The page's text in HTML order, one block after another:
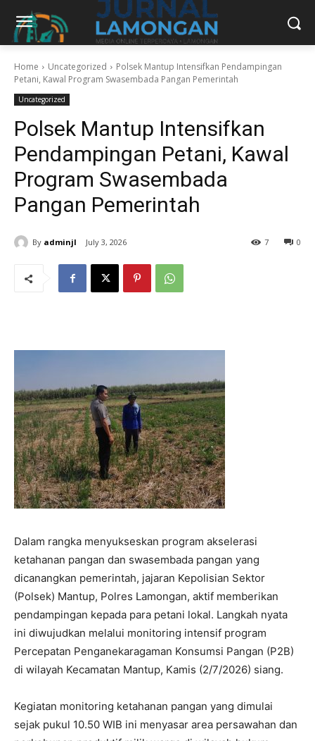
Home Uncategorized
Polsek Mantup Intensifkan Pendampingan
Petani, Kawal Program Swasembada Pangan Pemerintah
Uncategorized
Polsek Mantup Intensifkan
Pendampingan Petani, Kawal
Program Swasembada
Pangan Pemerintah
By adminjl July 3, 2026 0
7
Dalam rangka menyukseskan program akselerasi
ketahanan pangan dan swasembada pangan yang
dicanangkan pemerintah, jajaran Kepolisian Sektor
(Polsek) Mantup, Polres Lamongan, aktif memberikan
pendampingan kepada para petani lokal. Langkah nyata
ini diwujudkan melalui monitoring intensif program
Percepatan Penganekaragaman Konsumsi Pangan (P2B)
di wilayah Kecamatan Mantup, Kamis (2/7/2026) siang.
​Kegiatan monitoring ketahanan pangan yang dimulai
sejak pukul 10.50 WIB ini menyasar area persawahan dan